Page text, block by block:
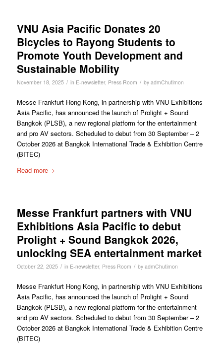
VNU Asia Pacific Donates 20
Bicycles to Rayong Students to
Promote Youth Development and
Sustainable Mobility
November 18, 2025 / in E-newsletter, Press Room / by admChutimon
Messe Frankfurt Hong Kong, in partnership with VNU Exhibitions
Asia Pacific, has announced the launch of Prolight + Sound
Bangkok (PLSB), a new regional platform for the entertainment
and pro AV sectors. Scheduled to debut from 30 September – 2
October 2026 at Bangkok International Trade & Exhibition Centre
(BITEC)
Read more
Messe Frankfurt partners with VNU
Exhibitions Asia Pacific to debut
Prolight + Sound Bangkok 2026,
unlocking SEA entertainment market
October 22, 2025 / in E-newsletter, Press Room / by admChutimon
Messe Frankfurt Hong Kong, in partnership with VNU Exhibitions
Asia Pacific, has announced the launch of Prolight + Sound
Bangkok (PLSB), a new regional platform for the entertainment
and pro AV sectors. Scheduled to debut from 30 September – 2
October 2026 at Bangkok International Trade & Exhibition Centre
(BITEC)